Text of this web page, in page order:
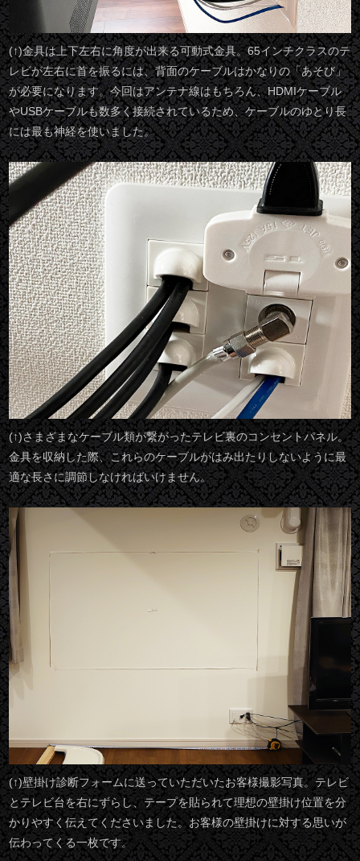
(↑)金具は上下左右に角度が出来る可動式金具。65インチクラスのテ
レビが左右に首を振るには、背面のケーブルはかなりの「あそび」
が必要になります。今回はアンテナ線はもちろん、HDMIケーブル
やUSBケーブルも数多く接続されているため、ケーブルのゆとり長
には最も神経を使いました。
(↑)さまざまなケーブル類が繋がったテレビ裏のコンセントパネル。
金具を収納した際、これらのケーブルがはみ出たりしないように最
適な長さに調節しなければいけません。
(↑)壁掛け診断フォームに送っていただいたお客様撮影写真。テレビ
とテレビ台を右にずらし、テープを貼られて理想の壁掛け位置を分
かりやすく伝えてくださいました。お客様の壁掛けに対する思いが
伝わってくる一枚です。